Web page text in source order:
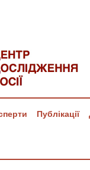
Публікації